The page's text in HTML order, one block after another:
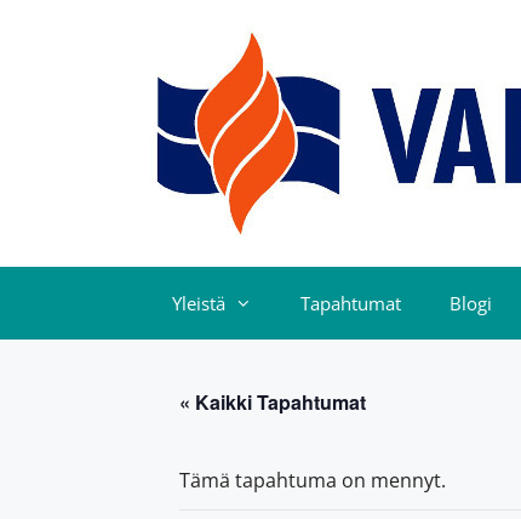
Yleistä Tapahtumat Blogi
« Kaikki Tapahtumat
Tämä tapahtuma on mennyt.